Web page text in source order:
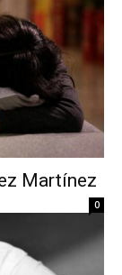
Martínez
0